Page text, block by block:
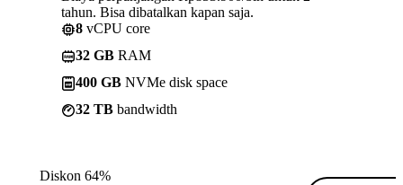
tahun. Bisa dibatalkan kapan saja.
8 vCPU core
32 GB RAM
400 GB NVMe disk space
32 TB bandwidth
Diskon 64%